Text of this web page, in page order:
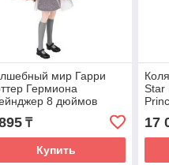
мир Гарри
Гермиона
8 дюймов
кукла
₸
Купить
Star
17